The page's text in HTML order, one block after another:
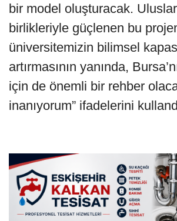
bir model oluşturacak.
birlikleriyle güçlenen bu
üniversitemizin bilimsel
artırmasının yanında,
için de önemli bir rehber
inanıyorum” ifadelerini